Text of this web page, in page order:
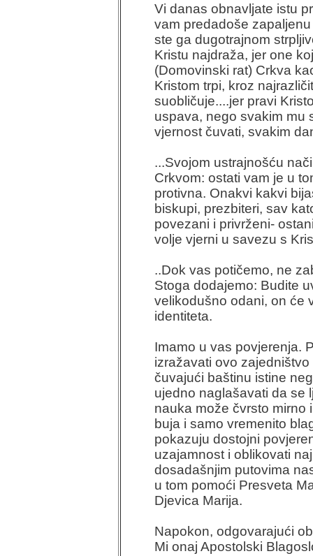
Vi danas obnavljate istu
vam predadoše
ste ga dugotrajnom
Kristu najdraža, jer one
(Domovinski rat) Crkva
Kristom trpi, kroz
suobličuje....jer pravi
uspava, nego svakim mu
vjernost čuvati, svakim
...Svojom ustrajnošću
Crkvom: ostati vam je u
protivna. Onakvi kakvi
biskupi, prezbiteri, sav
povezani i privrženi-
volje vjerni u savezu s
..Dok vas potičemo, ne
Stoga dodajemo: Budite
velikodušno odani, on će
identiteta.
Imamo u vas povjerenja.
izražavati ovo
čuvajući baštinu istine
ujedno naglašavati da se
nauka može čvrsto mirno
buja i samo vremenito
pokazuju dostojni
uzajamnost i oblikovati
dosadašnjim putovima
u tom pomoći Presveta
Djevica Marija.
Napokon, odgovarajući
Mi onaj Apostolski